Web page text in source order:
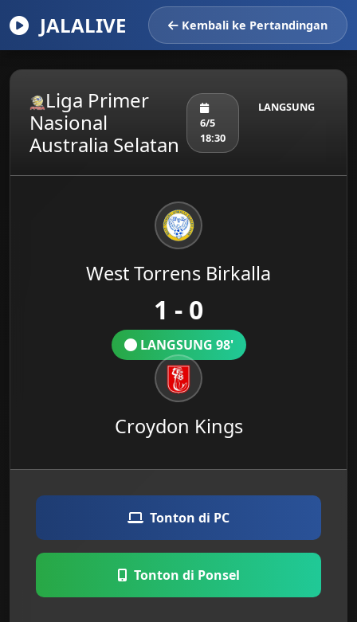
JALALIVE Kembali ke Pertandingan
Liga Primer
Nasional
Australia Selatan
6/5
18:30
LANGSUNG
West Torrens Birkalla
1 - 0
LANGSUNG 98'
Croydon Kings
Tonton di PC
Tonton di Ponsel